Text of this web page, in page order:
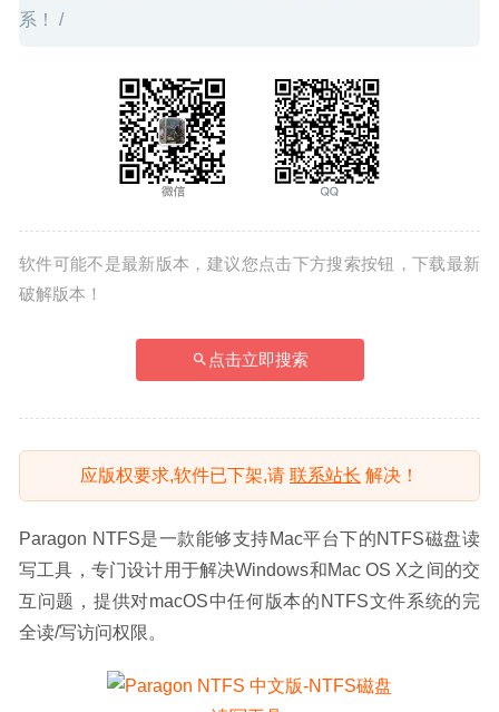
系！ /
软件可能不是最新版本，建议您点击下方搜索按钮，下载最新
破解版本！
点击立即搜索
应版权要求,软件已下架,请 联系站长 解决！
Paragon NTFS是一款能够支持Mac平台下的NTFS磁盘读
写工具，专门设计用于解决Windows和Mac OS X之间的交
互问题，提供对macOS中任何版本的NTFS文件系统的完
全读/写访问权限。